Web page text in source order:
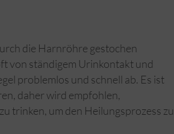
die Harnröhre gestochen
von ständigem Urinkontakt und
problemlos und schnell ab. Es ist
daher wird empfohlen,
trinken, um den Heilungsprozess zu